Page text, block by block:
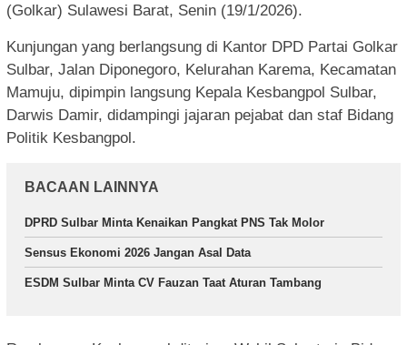
(Golkar) Sulawesi Barat, Senin (19/1/2026).
Kunjungan yang berlangsung di Kantor DPD Partai Golkar
Sulbar, Jalan Diponegoro, Kelurahan Karema, Kecamatan
Mamuju, dipimpin langsung Kepala Kesbangpol Sulbar,
Darwis Damir, didampingi jajaran pejabat dan staf Bidang
Politik Kesbangpol.
BACAAN LAINNYA
DPRD Sulbar Minta Kenaikan Pangkat PNS Tak Molor
Sensus Ekonomi 2026 Jangan Asal Data
ESDM Sulbar Minta CV Fauzan Taat Aturan Tambang